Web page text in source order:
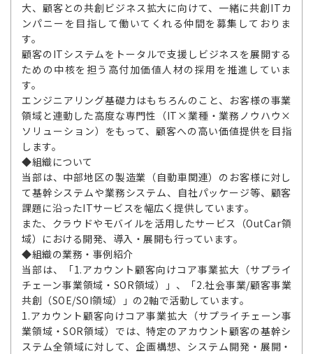
大、顧客との共創ビジネス拡大に向けて、一緒に共創ITカ
ンパニーを目指して働いてくれる仲間を募集しておりま
す。
顧客のITシステムをトータルで支援しビジネスを展開する
ための中核を担う高付加価値人材の採用を推進していま
す。
エンジニアリング基礎力はもちろんのこと、お客様の事業
領域と連動した高度な専門性（IT×業種・業務ノウハウ×
ソリューション）をもって、顧客への高い価値提供を目指
します。
◆組織について
当部は、中部地区の製造業（自動車関連）のお客様に対し
て基幹システムや業務システム、自社パッケージ等、顧客
課題に沿ったITサービスを幅広く提供しています。
また、クラウドやモバイルを活用したサービス（OutCar領
域）における開発、導入・展開も行っています。
◆組織の業務・事例紹介
当部は、「1.アカウント顧客向けコア事業拡大（サプライ
チェーン事業領域・SOR領域）」、「2.社会事業/顧客事業
共創（SOE/SOI領域）」の2軸で活動しています。
1.アカウント顧客向けコア事業拡大（サプライチェーン事
業領域・SOR領域）では、特定のアカウント顧客の基幹シ
ステム全領域に対して、企画構想、システム開発・展開・